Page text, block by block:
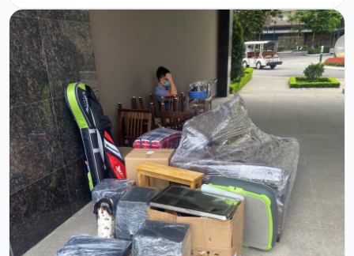
ngõ nhỏ sâu hun hút, bề ngang hạn hẹp; một bên là
các khu cao ốc chung cư hiện đại và biệt thự liền kề
ve...